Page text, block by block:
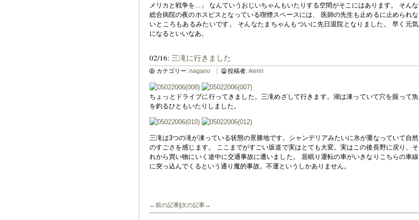
メリカと戦争を...」 なんていうおじいちゃんもいたりする空間がそこにはあります。 そんな
総合病院の夜のホスピスとなっている喫煙スペースには、 医師の先生も止めるに止められな
いところもあるみたいです。 そんなたまちゃんもついに先日退院となりました。 早く元気
になるといいなあ。
02/16: 三滝に行きました
カテゴリー: nagano 投稿者: ikeriri
ちょっとドライブに行ってきました。三滝めざして行きます。湖は凍っていて穴を掘って魚
を釣るひともいたりしました。
三滝は3つの滝が凍っている状態の景勝地です。シャンデリアみたいに氷が重なっていて自然
のすごさを感じます。 ここまでがすごい坂道で実はとても大変。実はこの後長野に戻り、そ
れから買い物にいく途中に交通事故に遭いました。 居眠り運転の車がいきなりこちらの車線
に突っ込んでくるという通り魔的事故。不運というしかありません。
←前の記事 次の記事→